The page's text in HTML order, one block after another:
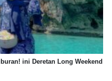
ini Deretan Long Weekend